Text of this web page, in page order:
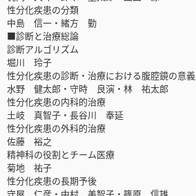
性分化疾患の分類
中島 信一・緒方 勤
■診断と治療総論
診断アルゴリズム
堀川 玲子
性分化疾患の診断・治療における腹腔鏡の意義
水野 健太郎・守時 良演・林 祐太郎
性分化疾患の内科的治療
土岐 真智子・長谷川 奉延
性分化疾患の外科的治療
佐藤 裕之
精神科の役割とチーム医療
菊地 祐子
性分化疾患の長期予後